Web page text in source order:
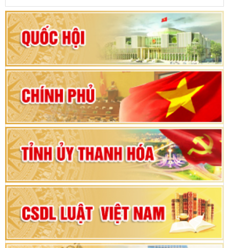
Khai mạc kỳ họp thứ Nhất, Quốc hội khóa XVI
Hướng dẫn quy trình bỏ phiếu bầu cử ĐBQH
khoá XVI và đại biểu HĐND các cấp nhiệm kỳ
2026-2031
80 năm Quốc hội Việt Nam: vì lợi ích Nhân dân,
vì sự phát triển của đất nước
Bộ Chính trị duyệt nội dung Đại hội đại biểu
Đảng bộ tỉnh Thanh Hóa lần thứ XX, nhiệm kỳ
2025 - 2030
Đại hội đại biểu Đảng bộ xã Yên Thọ lần thứ I,
nhiệm kỳ 2025 – 2030
Đại hội Đảng bộ xã Yên Ninh lần thứ nhất,
nhiệm kỳ 2025 - 2030
Khai mạc Kỳ họp bất thường lần thứ 9, Quốc